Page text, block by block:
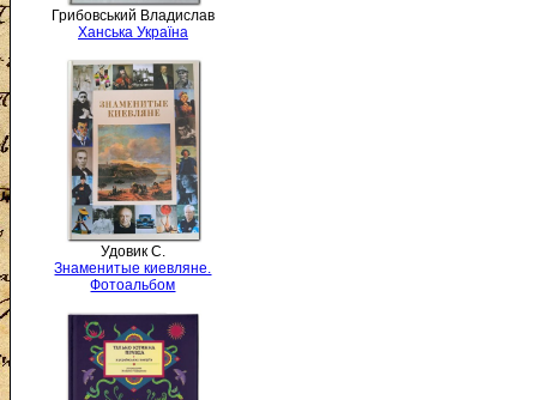
Грибовський Владислав
Ханська Україна
Удовик С.
Знаменитые киевляне.
Фотоальбом